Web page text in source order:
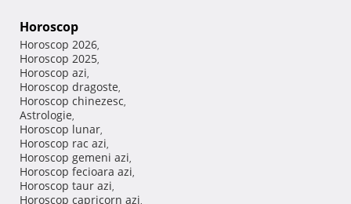
Horoscop
Horoscop 2026,
Horoscop 2025,
Horoscop azi,
Horoscop dragoste,
Horoscop chinezesc,
Astrologie,
Horoscop lunar,
Horoscop rac azi,
Horoscop gemeni azi,
Horoscop fecioara azi,
Horoscop taur azi,
Horoscop capricorn azi,